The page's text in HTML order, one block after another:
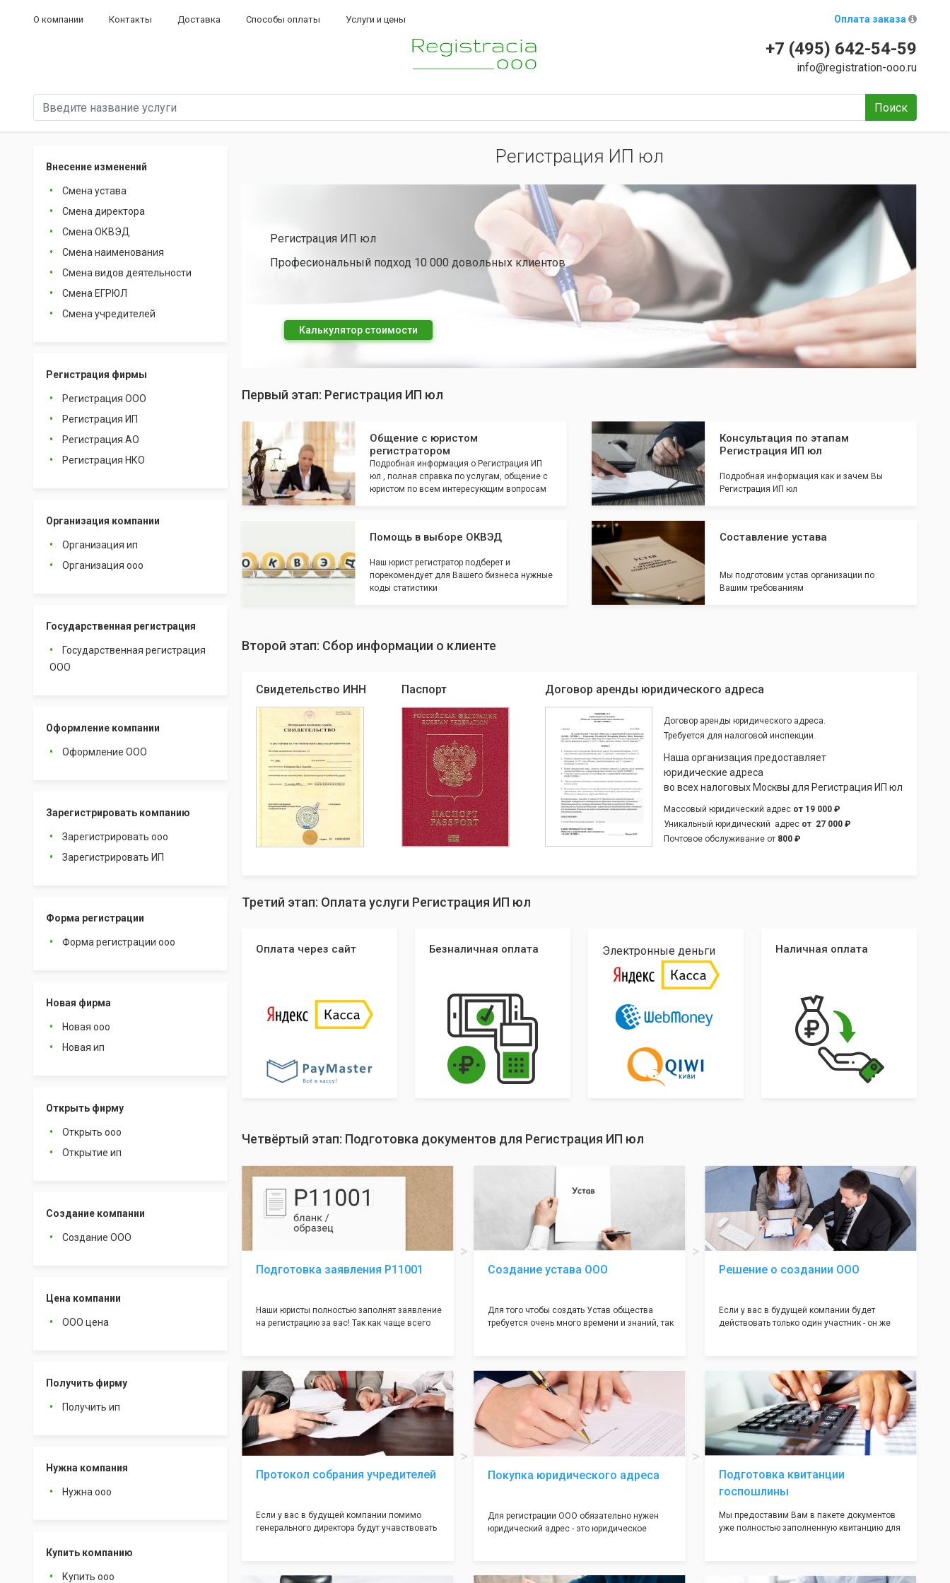
О компании Контакты Доставка Способы оплаты Услуги и цены Оплата заказа
+7 (495) 642-54-59
info@registration-ooo.ru
Поиск
Внесение изменений
Смена устава
Смена директора
Смена ОКВЭД
Смена наименования
Смена видов деятельности
Смена ЕГРЮЛ
Смена учредителей
Регистрация фирмы
Регистрация ООО
Регистрация ИП
Регистрация АО
Регистрация НКО
Организация компании
Организация ип
Организация ооо
Государственная регистрация
Государственная регистрация
ООО
Оформление компании
Оформление ООО
Зарегистрировать компанию
Зарегистрировать ооо
Зарегистрировать ИП
Форма регистрации
Форма регистрации ооо
Новая фирма
Новая ооо
Новая ип
Открыть фирму
Открыть ооо
Открытие ип
Создание компании
Создание ООО
Цена компании
ООО цена
Получить фирму
Получить ип
Нужна компания
Нужна ооо
Купить компанию
Купить ооо
Регистрация ИП юл
Регистрация ИП юл
Професиональный подход 10 000 довольных клиентов
Калькулятор стоимости
Первый этап: Регистрация ИП юл
Общение с юристом
регистратором
Подробная информация о Регистрация ИП
юл , полная справка по услугам, общение с
юристом по всем интересующим вопросам
Консультация по этапам
Регистрация ИП юл
Подробная информация как и зачем Вы
Регистрация ИП юл
Помощь в выборе ОКВЭД
Наш юрист регистратор подберет и
порекомендует для Вашего бизнеса нужные
коды статистики
Составление устава
Мы подготовим устав организации по
Вашим требованиям
Второй этап: Сбор информации о клиенте
Свидетельство ИНН Паспорт Договор аренды юридического адреса
Договор аренды юридического адреса.
Требуется для налоговой инспекции.
Наша организация предоставляет
юридические адреса
во всех налоговых Москвы для Регистрация ИП юл
Массовый юридический адрес от 19 000 ₽
Уникальный юридический адрес от 27 000 ₽
Почтовое обслуживание от 800 ₽
Третий этап: Оплата услуги Регистрация ИП юл
Оплата через сайт Безналичная оплата Электронные деньги Наличная оплата
Четвёртый этап: Подготовка документов для Регистрация ИП юл
Подготовка заявления Р11001
Наши юристы полностью заполнят заявление
на регистрацию за вас! Так как чаще всего
большая часть отказов - наши юристы с
многолетним опытом работы возьмут всё
оформление самого сложного документа на
себя! Многолетний опыт работы наших
юристов позволяет оформлять заявление без
ошибок, тем самым гарантируя вам
успешную регистрацию в налоговой
Создание устава ООО
Для того чтобы создать Устав общества
требуется очень много времени и знаний, так
Наша компания предоставит вам свой
уникальный Устав Общества, который
подойдет для любой компании. Устав,
сделанный нашими профессиональными
юристами, успешно проходит регистрацию в
налоговой инспекции!
Решение о создании ООО
Если у вас в будущей компании будет
действовать только один участник - он же
грамотно составят данное заявление, а Вам
нужно будет только поставить подпись на
Протокол собрания учредителей
Если у вас в будущей компании помимо
генерального директора будут учавствовать
документ вызывает множество трудностей
Покупка юридического адреса
Для регистрации ООО обязательно нужен
юридический адрес - это юридическое
предоставит Вам самые лучшие
Подготовка квитанции
госпошлины
Мы предоставим Вам в пакете документов
уже полностью заполненную квитанцию для
посредственно в налоговой инспекции при